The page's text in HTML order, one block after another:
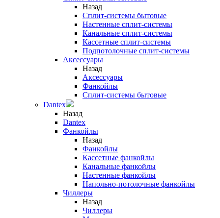
Назад
Сплит-системы бытовые
Настенные сплит-системы
Канальные сплит-системы
Кассетные сплит-системы
Подпотолочные сплит-системы
Аксессуары
Назад
Аксессуары
Фанкойлы
Сплит-системы бытовые
Dantex
Назад
Dantex
Фанкойлы
Назад
Фанкойлы
Кассетные фанкойлы
Канальные фанкойлы
Настенные фанкойлы
Напольно-потолочные фанкойлы
Чиллеры
Назад
Чиллеры